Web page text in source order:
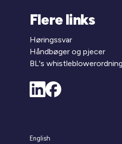
Flere links
Høringssvar
Håndbøger og pjecer
BL's whistleblowerordning
English